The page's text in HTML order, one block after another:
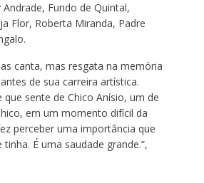
Fundo de Quintal,
Flor, Roberta Miranda, Padre
canta, mas resgata na memória
de sua carreira artística.
que sente de Chico Anísio, um de
em um momento difícil da
perceber uma importância que
É uma saudade grande.”,